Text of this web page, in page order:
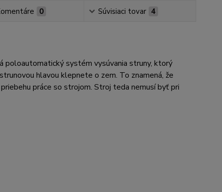
0 Súvisiaci tovar 4
poloautomatický systém vysúvania struny, ktorý
hlavou klepnete o zem. To znamená, že
práce so strojom. Stroj teda nemusí byť pri